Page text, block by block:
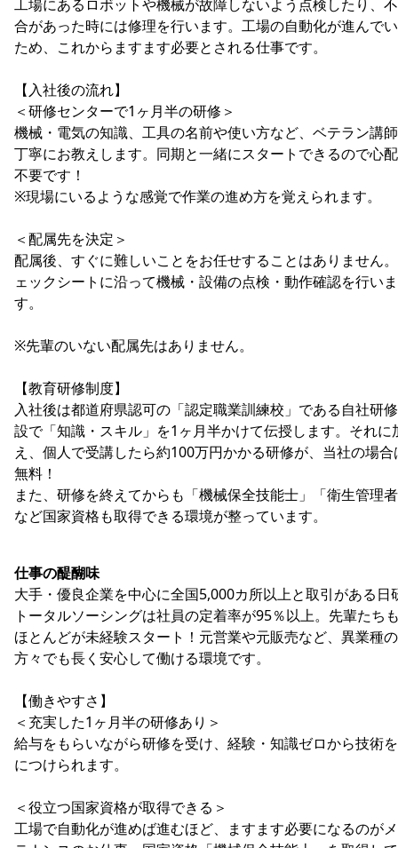
工場にあるロボットや機械が故障しないよう点検したり、
合があった時には修理を行います。工場の自動化が進んで
ため、これからますます必要とされる仕事です。
【入社後の流れ】
＜研修センターで1ヶ月半の研修＞
機械・電気の知識、工具の名前や使い方など、ベテラン講
丁寧にお教えします。同期と一緒にスタートできるので心
不要です！
※現場にいるような感覚で作業の進め方を覚えられます。
＜配属先を決定＞
配属後、すぐに難しいことをお任せすることはありません
ェックシートに沿って機械・設備の点検・動作確認を行いま
す。
※先輩のいない配属先はありません。
【教育研修制度】
入社後は都道府県認可の「認定職業訓練校」である自社研
設で「知識・スキル」を1ヶ月半かけて伝授します。それに
え、個人で受講したら約100万円かかる研修が、当社の場合
無料！
また、研修を終えてからも「機械保全技能士」「衛生管理
など国家資格も取得できる環境が整っています。
仕事の醍醐味
大手・優良企業を中心に全国5,000カ所以上と取引がある日
トータルソーシングは社員の定着率が95％以上。先輩たち
ほとんどが未経験スタート！元営業や元販売など、異業種の
方々でも長く安心して働ける環境です。
【働きやすさ】
＜充実した1ヶ月半の研修あり＞
給与をもらいながら研修を受け、経験・知識ゼロから技術
につけられます。
＜役立つ国家資格が取得できる＞
工場で自動化が進めば進むほど、ますます必要になるのが